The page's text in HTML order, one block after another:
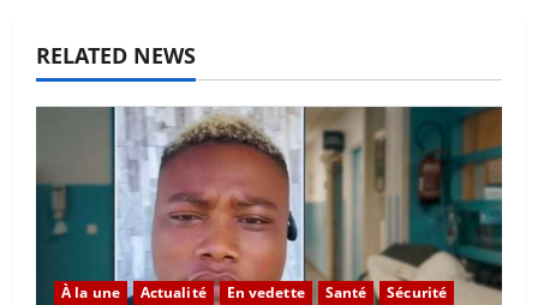
RELATED NEWS
À la une Actualité En vedette Santé
Sécurité